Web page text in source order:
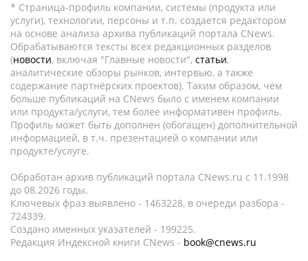
* Страница-профиль компании, системы (продукта или
услуги), технологии, персоны и т.п. создается редактором
на основе анализа архива публикаций портала CNews.
Обрабатываются тексты всех редакционных разделов
(новости, включая "Главные новости", статьи,
аналитические обзоры рынков, интервью, а также
содержание партнёрских проектов). Таким образом, чем
больше публикаций на CNews было с именем компании
или продукта/услуги, тем более информативен профиль.
Профиль может быть дополнен (обогащен) дополнительной
информацией, в т.ч. презентацией о компании или
продукте/услуге.
Обработан архив публикаций портала CNews.ru c 11.1998
до 08.2026 годы.
Ключевых фраз выявлено - 1463228, в очереди разбора -
724339.
Создано именных указателей - 199225.
Редакция Индексной книги CNews - book@cnews.ru